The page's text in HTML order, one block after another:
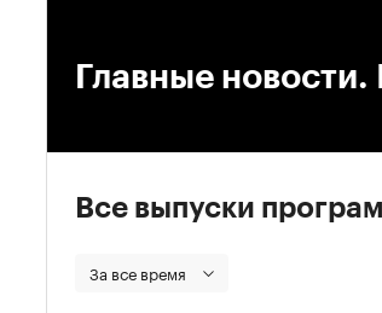
Главные
Все выпуски
За все время